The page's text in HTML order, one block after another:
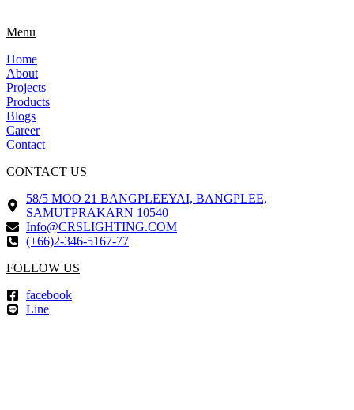
Menu
Home
About
Projects
Products
Blogs
Career
Contact
CONTACT US
58/5 MOO 21 BANGPLEEYAI, BANGPLEE,
SAMUTPRAKARN 10540
Info@CRSLIGHTING.COM
(+66)2-346-5167-77
FOLLOW US
facebook
Line